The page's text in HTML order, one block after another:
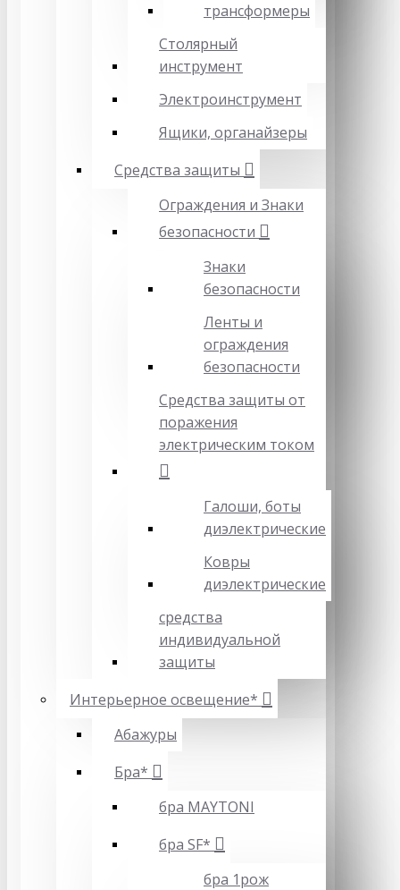
трансформеры
Столярный
инструмент
Электроинструмент
Ящики, органайзеры
Средства защиты
Ограждения и Знаки
безопасности
Знаки
безопасности
Ленты и
ограждения
безопасности
Средства защиты от
поражения
электрическим током
Галоши, боты
диэлектрические
Ковры
диэлектрические
средства
индивидуальной
защиты
Интерьерное освещение*
Абажуры
Бра*
бра MAYTONI
бра SF*
бра 1рож